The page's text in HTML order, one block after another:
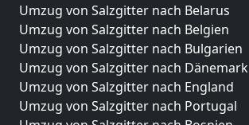
Umzug von Salzgitter nach Belarus
Umzug von Salzgitter nach Belgien
Umzug von Salzgitter nach Bulgarien
Umzug von Salzgitter nach Dänemark
Umzug von Salzgitter nach England
Umzug von Salzgitter nach Portugal